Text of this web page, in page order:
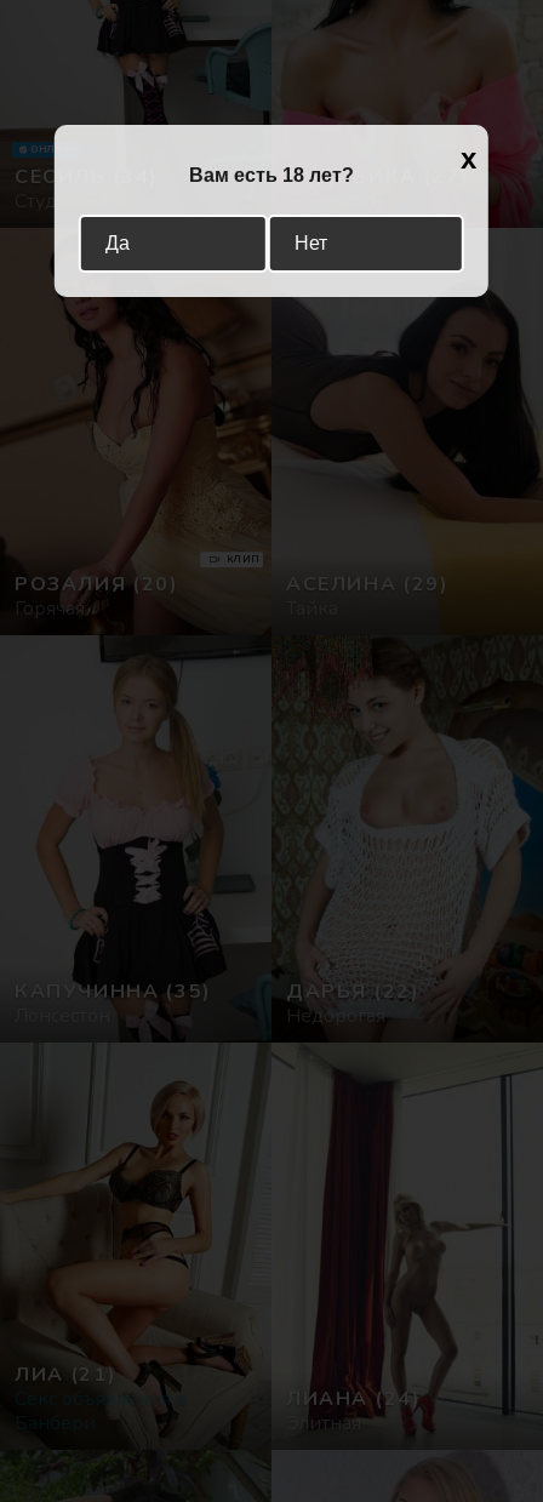
СЕСИЛЬ
ОНЛАЙН
ЛУДОВИКА
(27)
РОЗАЛИЯ (20)
Горячая
КЛИП
АСЕЛИНА (29)
КАПУЧИННА (35)
ДАРЬЯ (22)
Недорогая
ЛИА (21)
Секс объявления в
Банбери
ЛИАНА (24)
Элитная
x
Вам есть 18 лет?
Да Нет